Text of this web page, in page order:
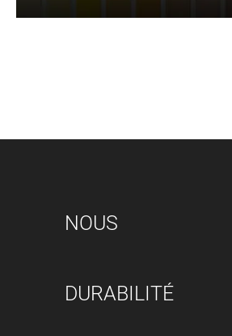
NOUS
DURABILITÉ